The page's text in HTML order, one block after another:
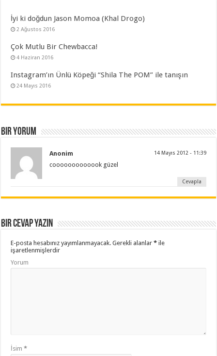
İyi ki doğdun Jason Momoa (Khal Drogo)
2 Ağustos 2016
Çok Mutlu Bir Chewbacca!
4 Haziran 2016
Instagram’ın Ünlü Köpeği “Shila The POM” ile tanışın
24 Mayıs 2016
Bir yorum
Anonim 14 Mayıs 2012 - 11:39
cooooooooooook güzel
Cevapla
Bir cevap yazın
E-posta hesabınız yayımlanmayacak. Gerekli alanlar* ile
işaretlenmişlerdir
Yorum
İsim*